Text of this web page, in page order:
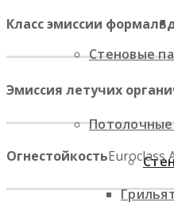
Стеновые
Класс эмиссии
Эмиссия летучих
ОгнестойкостьEuroclass